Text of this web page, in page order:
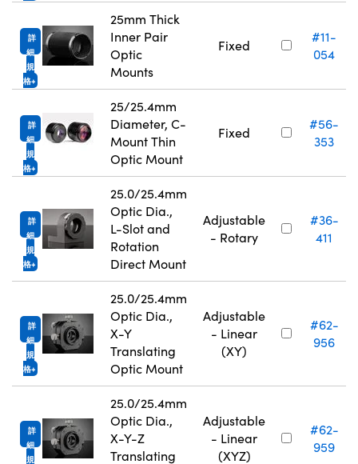
詳
細
規
格
25mm Thick
Inner Pair
Optic
Mounts
Fixed
#11-
054
詳
細
規
格
25/25.4mm
Diameter, C-
Mount Thin
Optic Mount
Fixed
#56-
353
詳
細
規
格
25.0/25.4mm
Optic Dia.,
L-Slot and
Rotation
Direct Mount
Adjustable
- Rotary
#36-
411
詳
細
規
格
25.0/25.4mm
Optic Dia.,
X-Y
Translating
Optic Mount
Adjustable
- Linear
(XY)
#62-
956
詳
細
規
25.0/25.4mm
Optic Dia.,
X-Y-Z
Translating
Adjustable
- Linear
(XYZ)
#62-
959